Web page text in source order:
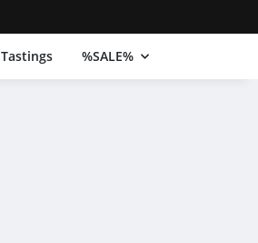
Tastings %SALE%